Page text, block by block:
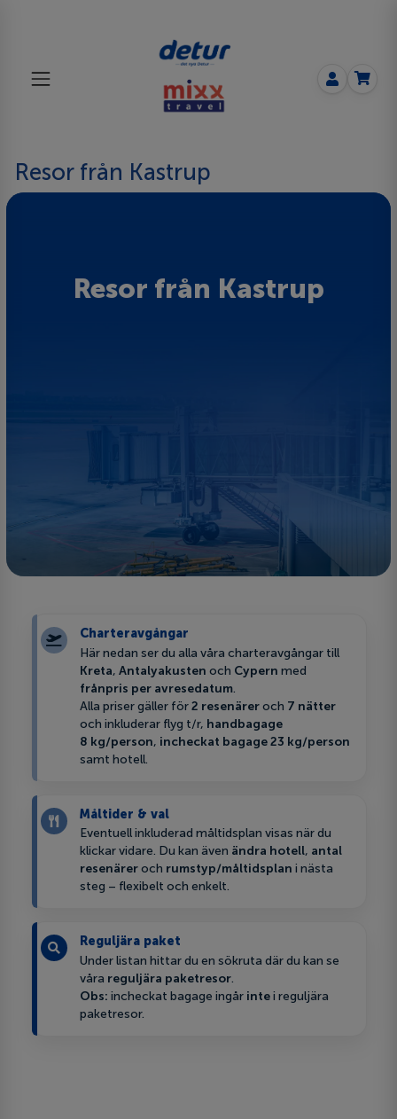
Resor från Kastrup
Resor från Kastrup
Charteravgångar
Här nedan ser du alla våra charteravgångar till
Kreta, Antalyakusten och Cypern med
frånpris per avresedatum.
Alla priser gäller för2 resenäreroch 7 nätter
och inkluderar flyg t/r, handbagage
8 kg/person, incheckat bagage 23 kg/person
samt hotell.
Måltider & val
Eventuell inkluderad måltidsplan visas när du
klickar vidare. Du kan även ändra hotell, antal
resenäreroch rumstyp/måltidsplan i nästa
steg – flexibelt och enkelt.
Reguljära paket
Under listan hittar du en sökruta där du kan se
våra reguljära paketresor.
Obs: incheckat bagage ingår intei reguljära
paketresor.